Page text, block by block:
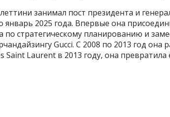
занимал пост президента и
январь 2025 года. Впервые она
по стратегическому планированию и
Gucci. С 2008 по 2013 год она
Saint Laurent в 2013 году, она превратила